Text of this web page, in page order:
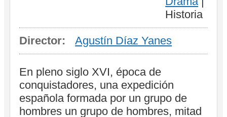
Historia
Director: Agustín Díaz Yanes
En pleno siglo XVI, época de
conquistadores, una expedición
española formada por un grupo de
hombres un grupo de hombres, mitad